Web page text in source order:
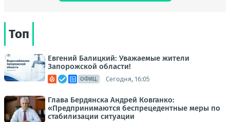
Топ
Евгений Балицкий: Уважаемые жители
Запорожской области!
ОФИЦ. Сегодня, 16:05
Глава Бердянска Андрей Ковганко:
«Предпринимаются беспрецедентные меры по
стабилизации ситуации